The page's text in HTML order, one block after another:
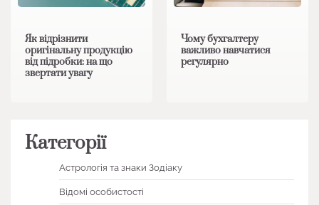
Як відрізнити
оригінальну продукцію
від підробки: на що
звертати увагу
Чому бухгалтеру
важливо навчатися
регулярно
Категорії
Астрологія та знаки Зодіаку
Відомі особистості